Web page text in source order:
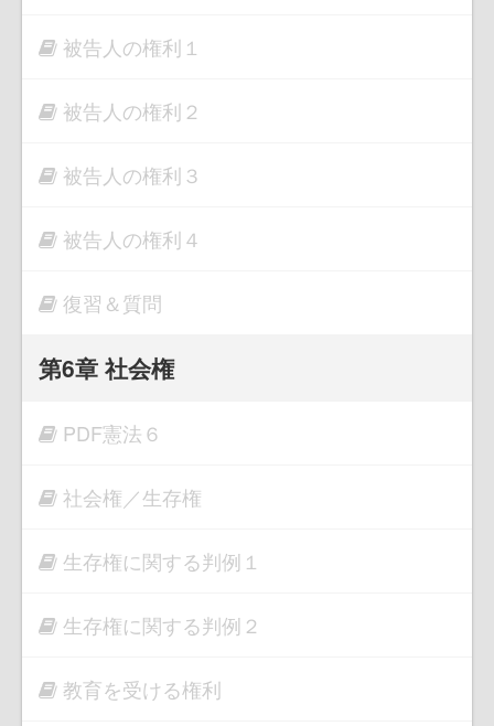
被告人の権利１
被告人の権利２
被告人の権利３
被告人の権利４
復習＆質問
第6章 社会権
PDF憲法６
社会権／生存権
生存権に関する判例１
生存権に関する判例２
教育を受ける権利